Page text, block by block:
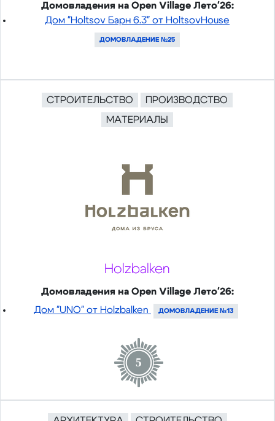
Домовладения на Open Village Лето'26:
Дом "Holtsov Барн 6.3" от HoltsovHouse
ДОМОВЛАДЕНИЕ №25
СТРОИТЕЛЬСТВО
ПРОИЗВОДСТВО
МАТЕРИАЛЫ
Holzbalken
Домовладения на Open Village Лето'26:
Дом "UNO" от Holzbalken
ДОМОВЛАДЕНИЕ №13
5